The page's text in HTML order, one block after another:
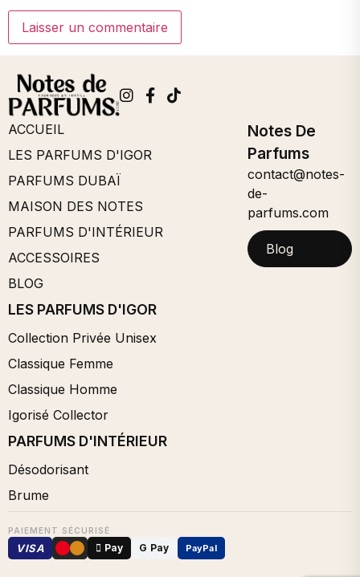
ACCUEIL
LES PARFUMS D'IGOR
PARFUMS DUBAÏ
MAISON DES NOTES
PARFUMS D'INTÉRIEUR
ACCESSOIRES
BLOG
LES PARFUMS D'IGOR
Collection Privée Unisex
Classique Femme
Classique Homme
Igorisé Collector
PARFUMS D'INTÉRIEUR
Désodorisant
Brume
Notes De
Parfums
contact@notes-
de-
parfums.com
Blog
PAIEMENT SÉCURISÉ
VISA  Pay G Pay PayPal